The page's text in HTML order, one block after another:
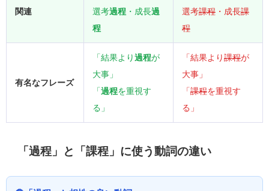
関連
選考過程 ・成長過
程
選考課程 ・成長課
程
有名なフレーズ
「結果より 過程が
大事」
「 過程を重視す
る」
「結果より 課程が
大事」
「 課程を重視す
る」
「過程」と「課程」に使う動詞の違い